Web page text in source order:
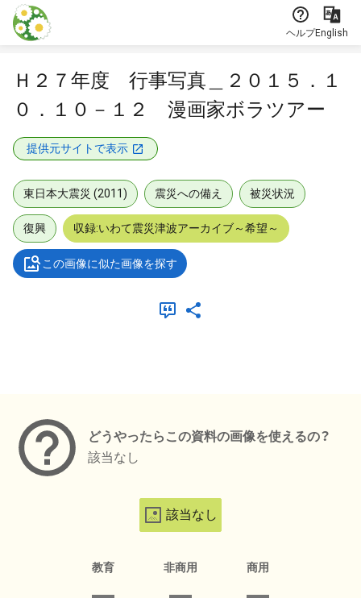
本文に飛ぶ
ヘルプEnglish
Ｈ２７年度 行事写真＿２０１５．１
０．１０－１２ 漫画家ボラツアー
提供元サイトで表示
東日本大震災 (2011) 震災への備え 被災状況
復興 収録:いわて震災津波アーカイブ～希望～
この画像に似た画像を探す
どうやったらこの資料の画像を使えるの？
該当なし
該当なし
教育 非商用 商用